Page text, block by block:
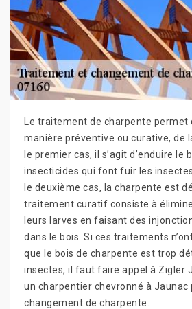
Le traitement de charpente permet
manière préventive ou curative, de
le premier cas, il s’agit d’enduire le
insecticides qui font fuir les
le deuxième cas, la charpente est
traitement curatif consiste à
leurs larves en faisant des
dans le bois. Si ces traitements
que le bois de charpente est trop
insectes, il faut faire appel à Zigler
un charpentier chevronné à
changement de charpente.